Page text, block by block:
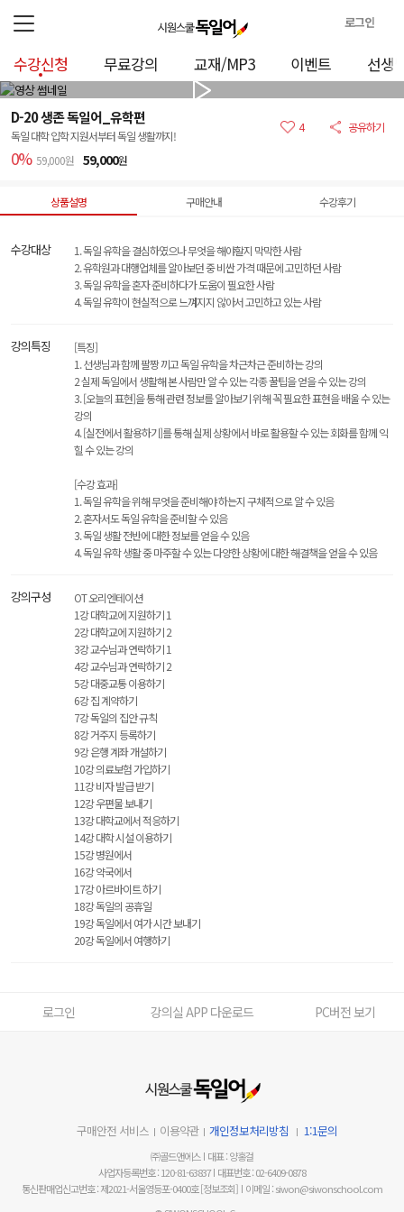
인
로그인
수강신청 무료강의 교재/MP3 이벤트 선생
D-20 생존 독일어_유학편
독일 대학 입학 지원서부터 독일 생활까지!
0% 59,000원 59,000원
4 공유하기
상품설명 구매안내 수강후기
수강대상
1. 독일 유학을 결심하였으나 무엇을 해야할지 막막한 사람
2. 유학원과 대행업체를 알아보던 중 비싼 가격 때문에 고민하던 사람
3. 독일 유학을 혼자 준비하다가 도움이 필요한 사람
4. 독일 유학이 현실적으로 느껴지지 않아서 고민하고 있는 사람
강의특징
[특징]
1. 선생님과 함께 팔짱 끼고 독일 유학을 차근차근 준비하는 강의
2 실제 독일에서 생활해 본 사람만 알 수 있는 각종 꿀팁을 얻을 수 있는 강의
3. [오늘의 표현]을 통해 관련 정보를 알아보기 위해 꼭 필요한 표현을 배울 수 있는
강의
4. [실전에서 활용하기]를 통해 실제 상황에서 바로 활용할 수 있는 회화를 함께 익
힐 수 있는 강의
[수강 효과]
1. 독일 유학을 위해 무엇을 준비해야 하는지 구체적으로 알 수 있음
2. 혼자서도 독일 유학을 준비할 수 있음
3. 독일 생활 전반에 대한 정보를 얻을 수 있음
4. 독일 유학 생활 중 마주할 수 있는 다양한 상황에 대한 해결책을 얻을 수 있음
강의구성
OT 오리엔테이션
1강 대학교에 지원하기 1
2강 대학교에 지원하기 2
3강 교수님과 연락하기 1
4강 교수님과 연락하기 2
5강 대중교통 이용하기
6강 집 계약하기
7강 독일의 집안 규칙
8강 거주지 등록하기
9강 은행 계좌 개설하기
10강 의료보험 가입하기
11강 비자 발급 받기
12강 우편물 보내기
13강 대학교에서 적응하기
14강 대학 시설 이용하기
15강 병원에서
16강 약국에서
17강 아르바이트 하기
18강 독일의 공휴일
19강 독일에서 여가 시간 보내기
20강 독일에서 여행하기
로그인 강의실 APP 다운로드 PC버전 보기
구매안전 서비스 이용약관 개인정보처리방침 1:1문의
㈜골드앤에스 대표 : 양홍걸
사업자등록번호 : 120-81-63837 대표번호 : 02-6409-0878
통신판매업신고번호 : 제2021-서울영등포-0400호[정보조회] 이메일 : siwon@siwonschool.com